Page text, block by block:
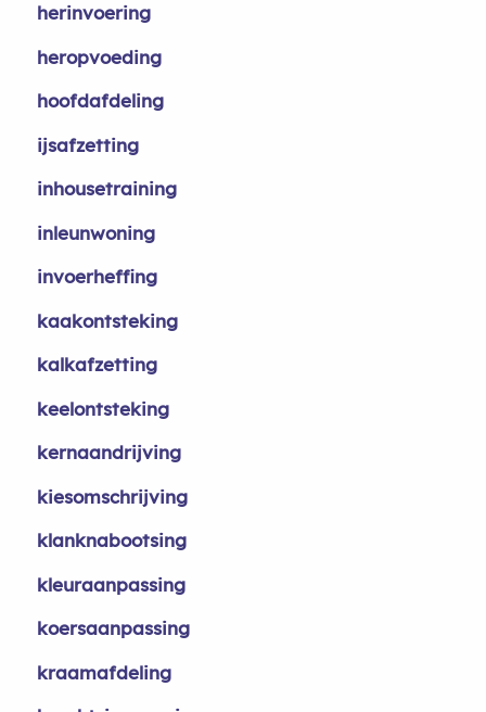
herinvoering
heropvoeding
hoofdafdeling
ijsafzetting
inhousetraining
inleunwoning
invoerheffing
kaakontsteking
kalkafzetting
keelontsteking
kernaandrijving
kiesomschrijving
klanknabootsing
kleuraanpassing
koersaanpassing
kraamafdeling